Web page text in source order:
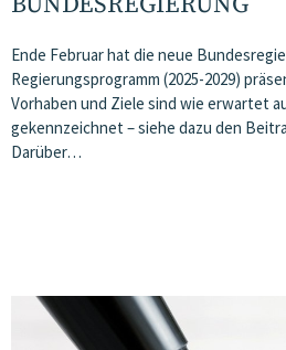
Ende Februar hat die neue
Regierungsprogramm (2025-2029)
Vorhaben und Ziele sind wie erwartet
gekennzeichnet – siehe dazu den
Darüber…